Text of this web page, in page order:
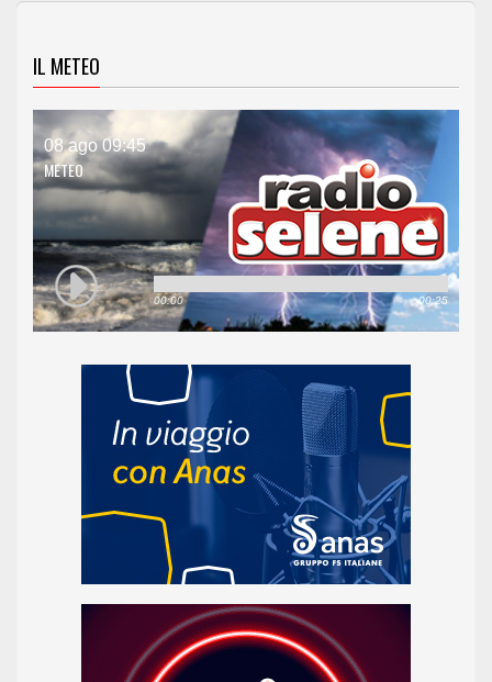
IL METEO
08 ago 09:45
METEO
00:00 00:25